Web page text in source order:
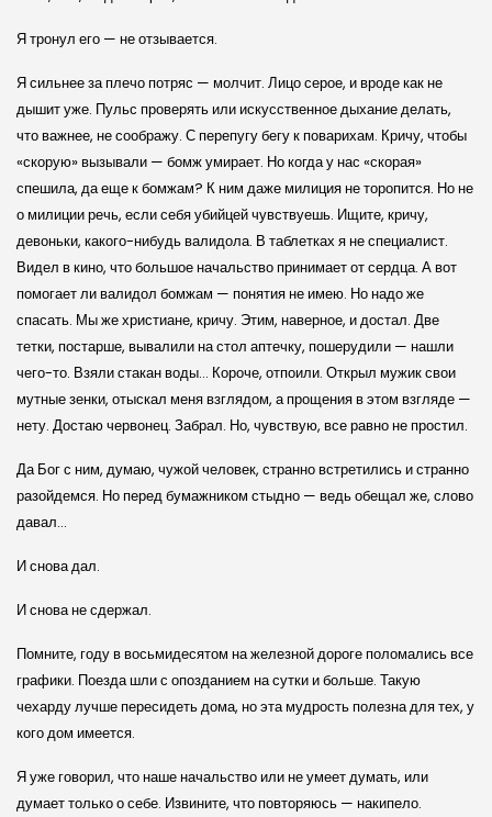
Я тронул его — не отзывается.
Я сильнее за плечо потряс — молчит. Лицо серое, и вроде как не
дышит уже. Пульс проверять или искусственное дыхание делать,
что важнее, не соображу. С перепугу бегу к поварихам. Кричу, чтобы
«скорую» вызывали — бомж умирает. Но когда у нас «скорая»
спешила, да еще к бомжам? К ним даже милиция не торопится. Но не
о милиции речь, если себя убийцей чувствуешь. Ищите, кричу,
девоньки, какого-нибудь валидола. В таблетках я не специалист.
Видел в кино, что большое начальство принимает от сердца. А вот
помогает ли валидол бомжам — понятия не имею. Но надо же
спасать. Мы же христиане, кричу. Этим, наверное, и достал. Две
тетки, постарше, вывалили на стол аптечку, пошерудили — нашли
чего-то. Взяли стакан воды… Короче, отпоили. Открыл мужик свои
мутные зенки, отыскал меня взглядом, а прощения в этом взгляде —
нету. Достаю червонец. Забрал. Но, чувствую, все равно не простил.
Да Бог с ним, думаю, чужой человек, странно встретились и странно
разойдемся. Но перед бумажником стыдно — ведь обещал же, слово
давал…
И снова дал.
И снова не сдержал.
Помните, году в восьмидесятом на железной дороге поломались все
графики. Поезда шли с опозданием на сутки и больше. Такую
чехарду лучше пересидеть дома, но эта мудрость полезна для тех, у
кого дом имеется.
Я уже говорил, что наше начальство или не умеет думать, или
думает только о себе. Извините, что повторяюсь — накипело.